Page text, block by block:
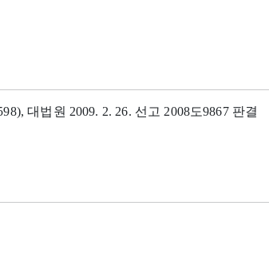
대법원 2009. 2. 26. 선고 2008도9867 판결